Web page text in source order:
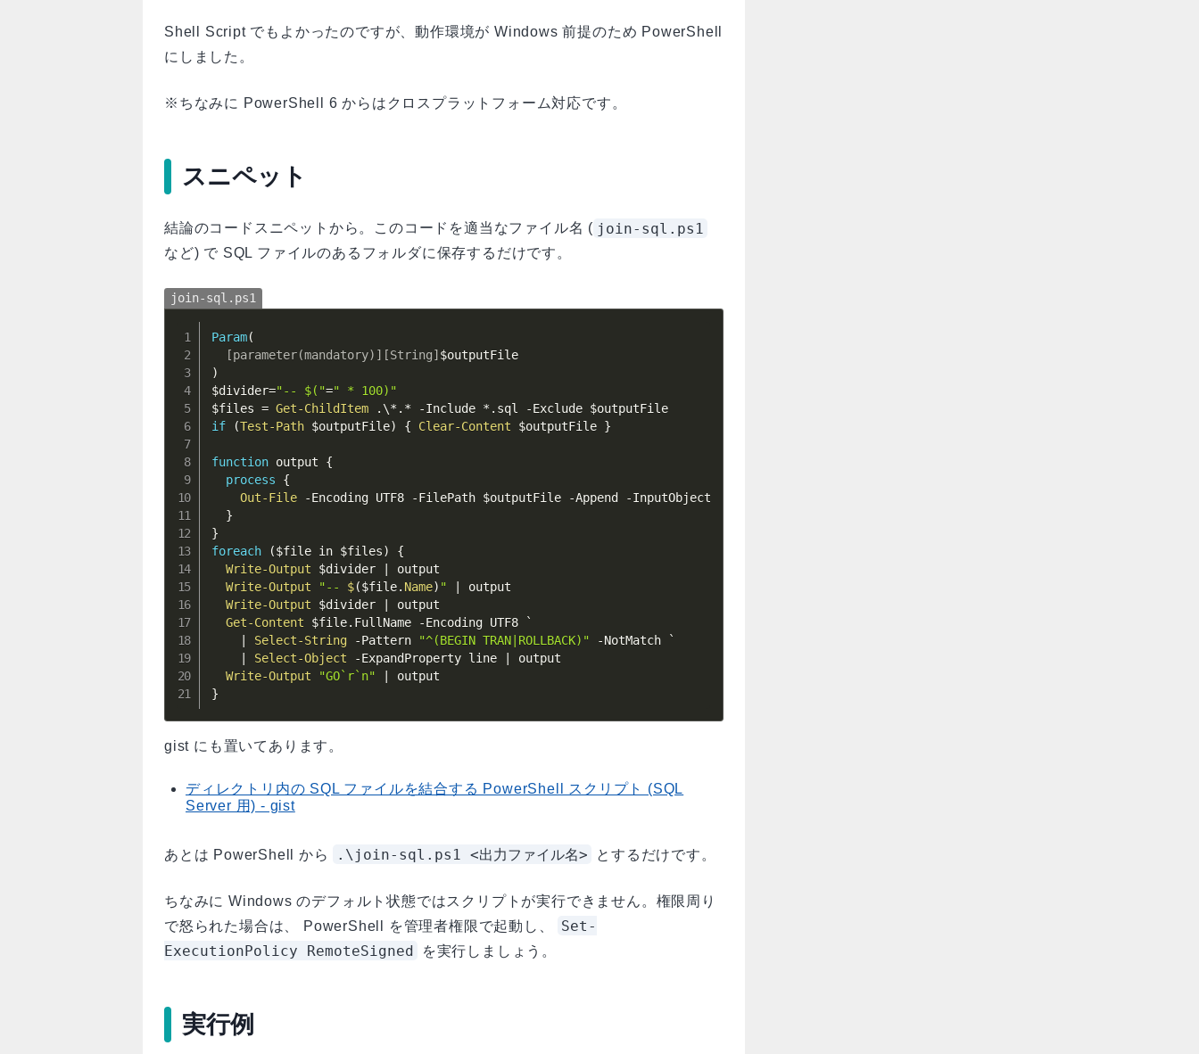
Shell Script でもよかったのですが、動作環境が Windows 前提のため PowerShell
にしました。
※ちなみに PowerShell 6 からはクロスプラットフォーム対応です。
スニペット
結論のコードスニペットから。このコードを適当なファイル名 ( join-sql.ps1
など) で SQL ファイルのあるフォルダに保存するだけです。
join-sql.ps1
Param(
[parameter(mandatory)] [String] $outputFile
)
$divider="-- $("=" * 100)"
$files = Get-ChildItem . \* . * -Include * . sql -Exclude $outputFile
if
(Test-Path $outputFile) { Clear-Content $outputFile }
function output {
process
{
Out-File
-Encoding UTF8 -FilePath $outputFile -Append -InputObject
}
}
foreach
($file in $files)
{
Write-Output
$divider
output
Write-Output
"-- $($file. Name) "
output
Write-Output
$divider
output
Get-Content
$file. FullName -Encoding UTF8 `
Select-String -Pattern "^(BEGIN TRAN|ROLLBACK)" -NotMatch `
Select-Object -ExpandProperty line
output
Write-Output
"GO`r`n"
}
gist にも置いてあります。
ディレクトリ内の SQL ファイルを結合する PowerShell スクリプト (SQL
Server 用) - gist
あとは PowerShell から .\join-sql.ps1 <出力ファイル名> とするだけです。
ちなみに Windows のデフォルト状態ではスクリプトが実行できません。権限周り
で怒られた場合は、 PowerShell を管理者権限で起動し、
Set-
ExecutionPolicy RemoteSigned
を実行しましょう。
実行例